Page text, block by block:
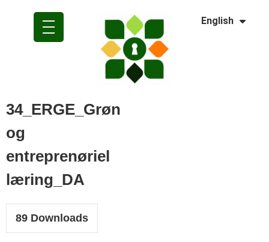
English
Polski
34_ERGE_Grøn
og
entreprenøriel
læring_DA
89 Downloads